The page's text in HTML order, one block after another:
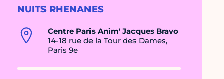
NUITS RHENANES
Centre Paris Anim' Jacques Bravo
14-18 rue de la Tour des Dames,
Paris 9e